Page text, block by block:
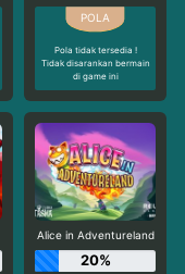
Pola tidak tersedia !
Tidak disarankan bermain
di game ini
Alice in Adventureland
20%